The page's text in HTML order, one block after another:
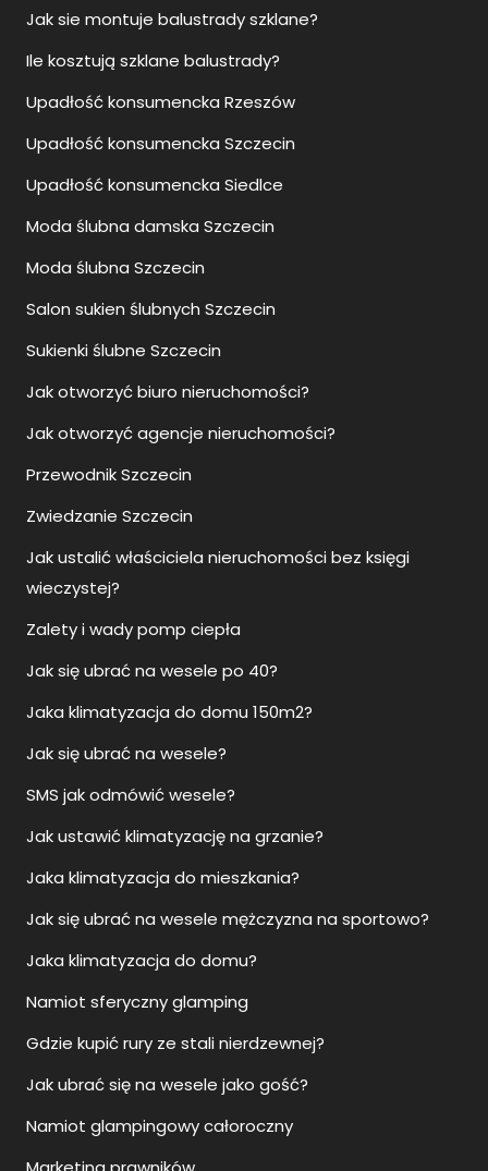
Jak sie montuje balustrady szklane?
Ile kosztują szklane balustrady?
Upadłość konsumencka Rzeszów
Upadłość konsumencka Szczecin
Upadłość konsumencka Siedlce
Moda ślubna damska Szczecin
Moda ślubna Szczecin
Salon sukien ślubnych Szczecin
Sukienki ślubne Szczecin
Jak otworzyć biuro nieruchomości?
Jak otworzyć agencje nieruchomości?
Przewodnik Szczecin
Zwiedzanie Szczecin
Jak ustalić właściciela nieruchomości bez księgi
wieczystej?
Zalety i wady pomp ciepła
Jak się ubrać na wesele po 40?
Jaka klimatyzacja do domu 150m2?
Jak się ubrać na wesele?
SMS jak odmówić wesele?
Jak ustawić klimatyzację na grzanie?
Jaka klimatyzacja do mieszkania?
Jak się ubrać na wesele mężczyzna na sportowo?
Jaka klimatyzacja do domu?
Namiot sferyczny glamping
Gdzie kupić rury ze stali nierdzewnej?
Jak ubrać się na wesele jako gość?
Namiot glampingowy całoroczny